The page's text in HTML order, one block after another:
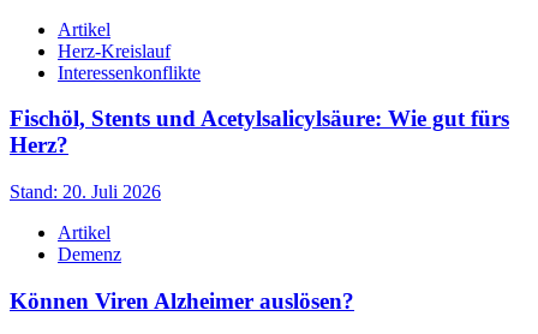
Artikel
Herz-Kreislauf
Interessenkonflikte
Fischöl, Stents und Acetylsalicylsäure: Wie gut fürs
Herz?
Stand: 20. Juli 2026
Artikel
Demenz
Können Viren Alzheimer auslösen?